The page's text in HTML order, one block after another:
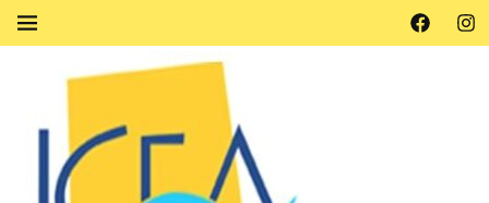
Skip
Facebook
MENU